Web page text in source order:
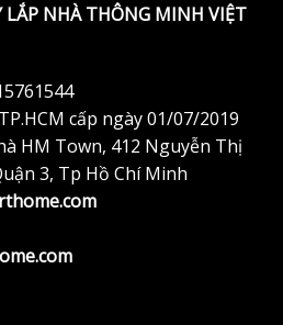
LẮP NHÀ THÔNG MINH VIỆT
cấp ngày 01/07/2019
HM Town, 412 Nguyễn Thị
3, Tp Hồ Chí Minh